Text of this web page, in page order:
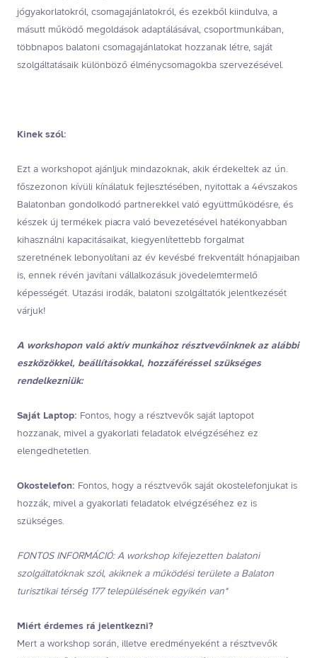
jógyakorlatokról, csomagajánlatokról, és ezekből kiindulva, a
másutt működő megoldások adaptálásával, csoportmunkában,
többnapos balatoni csomagajánlatokat hozzanak létre, saját
szolgáltatásaik különböző élménycsomagokba szervezésével.
Kinek szól:
Ezt a workshopot ajánljuk mindazoknak, akik érdekeltek az ún.
főszezonon kívüli kínálatuk fejlesztésében, nyitottak a 4évszakos
Balatonban gondolkodó partnerekkel való együttműködésre, és
készek új termékek piacra való bevezetésével hatékonyabban
kihasználni kapacitásaikat, kiegyenlítettebb forgalmat
szeretnének lebonyolítani az év kevésbé frekventált hónapjaiban
is, ennek révén javítani vállalkozásuk jövedelemtermelő
képességét. Utazási irodák, balatoni szolgáltatók jelentkezését
várjuk!
A workshopon való aktív munkához résztvevőinknek az alábbi
eszközökkel, beállításokkal, hozzáféréssel szükséges
rendelkezniük:
Saját Laptop: Fontos, hogy a résztvevők saját laptopot
hozzanak, mivel a gyakorlati feladatok elvégzéséhez ez
elengedhetetlen.
Okostelefon: Fontos, hogy a résztvevők saját okostelefonjukat is
hozzák, mivel a gyakorlati feladatok elvégzéséhez ez is
szükséges.
FONTOS INFORMÁCIÓ: A workshop kifejezetten balatoni
szolgáltatóknak szól, akiknek a működési területe a Balaton
turisztikai térség 177 településének egyikén van*
Miért érdemes rá jelentkezni?
Mert a workshop során, illetve eredményeként a résztvevők